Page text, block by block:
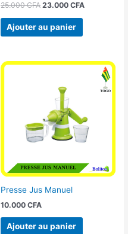
25.000CFA 23.000 CFA
Ajouter au panier
Presse Jus Manuel
10.000 CFA
Ajouter au panier